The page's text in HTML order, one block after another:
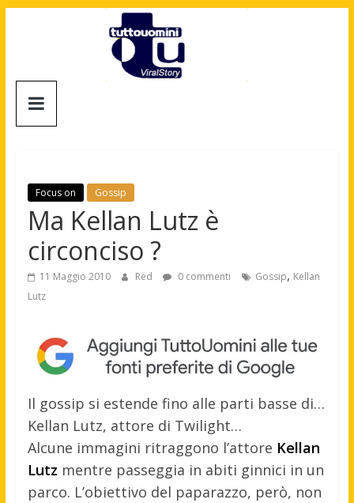
Tuttouomini
Motori,
gay
news
moda
maschile
Focus on Gossip
Ma Kellan Lutz è
circonciso ?
11 Maggio 2010 Red 0 commenti Gossip, Kellan
Lutz
Il gossip si estende fino alle parti basse di…
Kellan Lutz, attore di Twilight…
Alcune immagini ritraggono l’attore Kellan
Lutz mentre passeggia in abiti ginnici in un
parco. L’obiettivo del paparazzo, però, non